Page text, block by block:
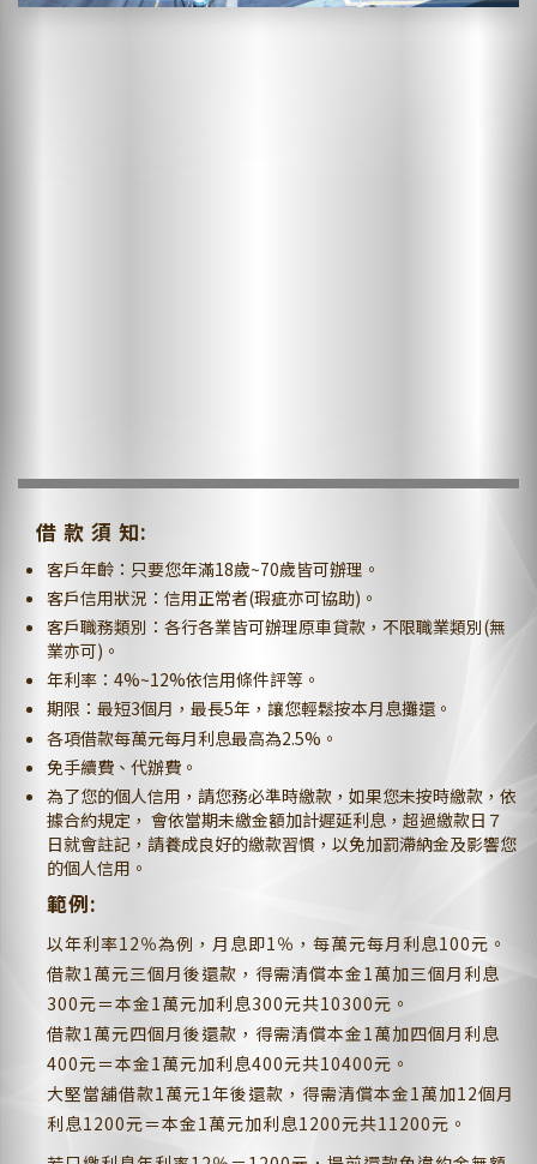
借 款 須 知:
客戶年齡：只要您年滿18歲~70歲皆可辦理。
客戶信用狀況：信用正常者(瑕疵亦可協助)。
客戶職務類別：各行各業皆可辦理原車貸款，不限職業類別(無
業亦可)。
年利率：4%~12%依信用條件評等。
期限：最短3個月，最長5年，讓您輕鬆按本月息攤還。
各項借款每萬元每月利息最高為2.5%。
免手續費、代辦費。
為了您的個人信用，請您務必準時繳款，如果您未按時繳款，依
據合約規定， 會依當期未繳金額加計遲延利息，超過繳款日７
日就會註記，請養成良好的繳款習慣，以免加罰滯納金及影響您
的個人信用。
範例:
以年利率12％為例，月息即1％，每萬元每月利息100元。
借款1萬元三個月後還款，得需清償本金1萬加三個月利息
300元＝本金1萬元加利息300元共10300元。
借款1萬元四個月後還款，得需清償本金1萬加四個月利息
400元＝本金1萬元加利息400元共10400元。
大堅當舖借款1萬元1年後還款，得需清償本金1萬加12個月
利息1200元＝本金1萬元加利息1200元共11200元。